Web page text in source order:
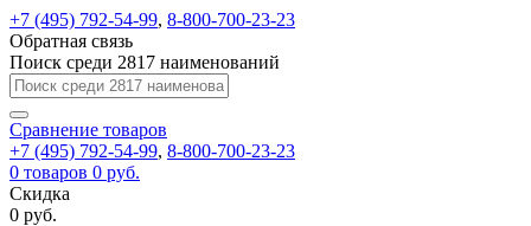
+7 (495) 792-54-99, 8-800-700-23-23
Обратная связь
Поиск среди 2817 наименований
Сравнение товаров
+7 (495) 792-54-99, 8-800-700-23-23
0 товаров 0 руб.
Скидка
0 руб.